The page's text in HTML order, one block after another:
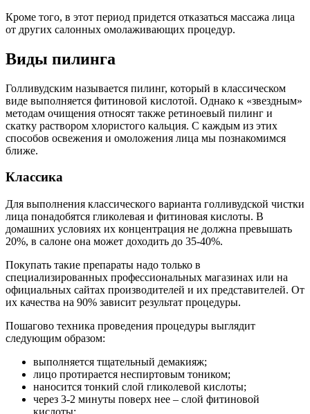
Кроме того, в этот период придется отказаться массажа лица
от других салонных омолаживающих процедур.
Виды пилинга
Голливудским называется пилинг, который в классическом
виде выполняется фитиновой кислотой. Однако к «звездным»
методам очищения относят также ретиноевый пилинг и
скатку раствором хлористого кальция. С каждым из этих
способов освежения и омоложения лица мы познакомимся
ближе.
Классика
Для выполнения классического варианта голливудской чистки
лица понадобятся гликолевая и фитиновая кислоты. В
домашних условиях их концентрация не должна превышать
20%, в салоне она может доходить до 35-40%.
Покупать такие препараты надо только в
специализированных профессиональных магазинах или на
официальных сайтах производителей и их представителей. От
их качества на 90% зависит результат процедуры.
Пошагово техника проведения процедуры выглядит
следующим образом:
выполняется тщательный демакияж;
лицо протирается неспиртовым тоником;
наносится тонкий слой гликолевой кислоты;
через 3-2 минуты поверх нее – слой фитиновой